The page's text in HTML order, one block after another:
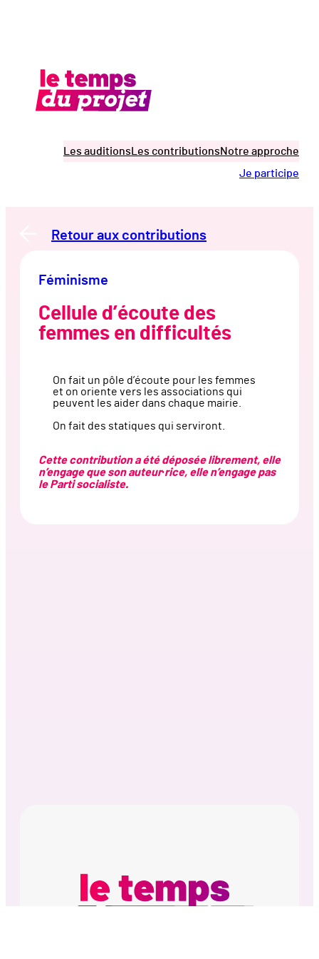
Les auditionsLes contributionsNotre approche
Je participe
Retour aux contributions
Féminisme
Cellule d’écoute des
femmes en difficultés
On fait un pôle d’écoute pour les femmes
et on oriente vers les associations qui
peuvent les aider dans chaque mairie.
On fait des statiques qui serviront.
Cette contribution a été déposée librement, elle
n’engage que son auteur·rice, elle n’engage pas
le Parti socialiste.